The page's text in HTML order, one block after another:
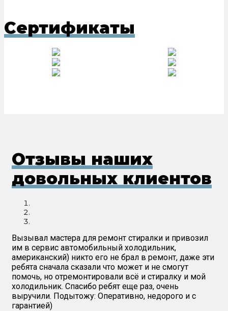
Сертификаты
Отзывы наших
довольных клиентов
Вызывал мастера для ремонт стиралки и привозил
им в сервис автомобильный холодильник,
американский) никто его не брал в ремонт, даже эти
ребята сначала сказали что может и не смогут
помочь, но отремонтировали всё и стиралку и мой
холодильник. Спасибо ребят еще раз, очень
выручили. Подытожу: Оперативно, недорого и с
гарантией)